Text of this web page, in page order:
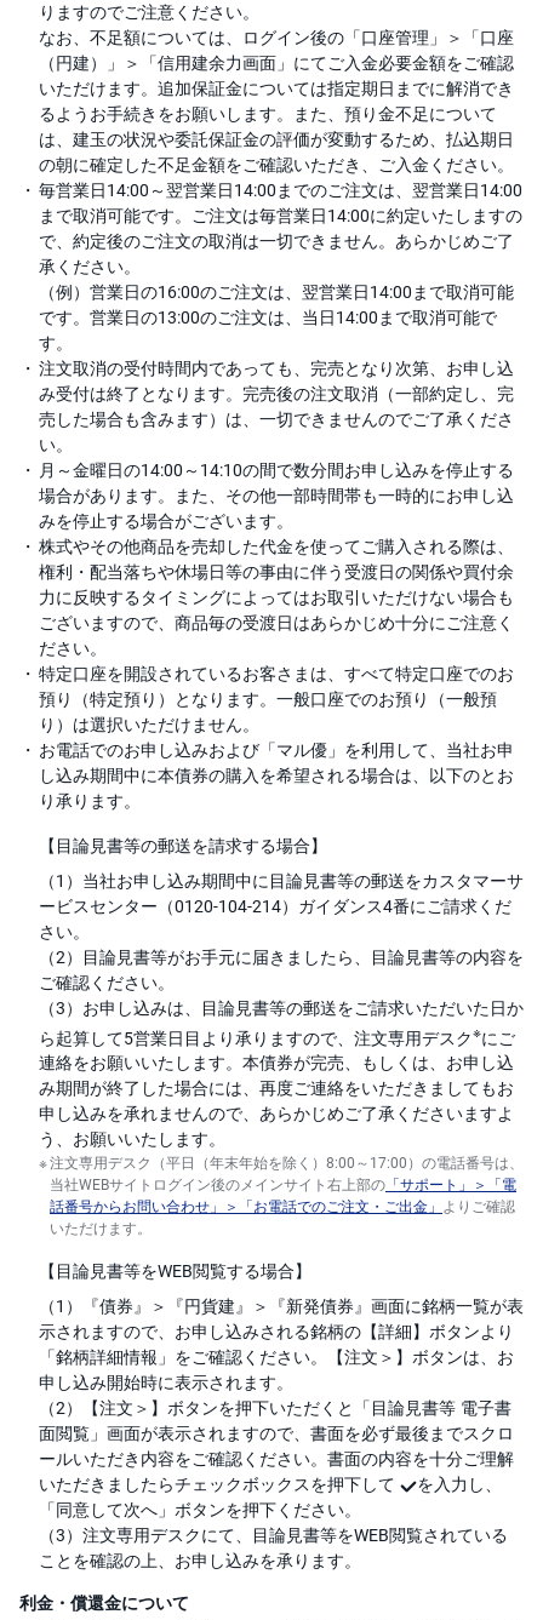
りますのでご注意ください。
なお、不足額については、ログイン後の「口座管理」＞「口座
（円建）」＞「信用建余力画面」にてご入金必要金額をご確認
いただけます。追加保証金については指定期日までに解消でき
るようお手続きをお願いします。また、預り金不足について
は、建玉の状況や委託保証金の評価が変動するため、払込期日
の朝に確定した不足金額をご確認いただき、ご入金ください。
毎営業日14:00～翌営業日14:00までのご注文は、翌営業日14:00
まで取消可能です。ご注文は毎営業日14:00に約定いたしますの
で、約定後のご注文の取消は一切できません。あらかじめご了
承ください。
（例）営業日の16:00のご注文は、翌営業日14:00まで取消可能
です。営業日の13:00のご注文は、当日14:00まで取消可能で
す。
注文取消の受付時間内であっても、完売となり次第、お申し込
み受付は終了となります。完売後の注文取消（一部約定し、完
売した場合も含みます）は、一切できませんのでご了承くださ
い。
月～金曜日の14:00～14:10の間で数分間お申し込みを停止する
場合があります。また、その他一部時間帯も一時的にお申し込
みを停止する場合がございます。
株式やその他商品を売却した代金を使ってご購入される際は、
権利・配当落ちや休場日等の事由に伴う受渡日の関係や買付余
力に反映するタイミングによってはお取引いただけない場合も
ございますので、商品毎の受渡日はあらかじめ十分にご注意く
ださい。
特定口座を開設されているお客さまは、すべて特定口座でのお
預り（特定預り）となります。一般口座でのお預り（一般預
り）は選択いただけません。
お電話でのお申し込みおよび「マル優」を利用して、当社お申
し込み期間中に本債券の購入を希望される場合は、以下のとお
り承ります。
【目論見書等の郵送を請求する場合】
（1）当社お申し込み期間中に目論見書等の郵送をカスタマーサ
ービスセンター（0120-104-214）ガイダンス4番にご請求くだ
さい。
（2）目論見書等がお手元に届きましたら、目論見書等の内容を
ご確認ください。
（3）お申し込みは、目論見書等の郵送をご請求いただいた日か
ら起算して5営業日目より承りますので、注文専用デスク※にご
連絡をお願いいたします。本債券が完売、もしくは、お申し込
み期間が終了した場合には、再度ご連絡をいただきましてもお
申し込みを承れませんので、あらかじめご了承くださいますよ
う、お願いいたします。
注文専用デスク（平日（年末年始を除く）8:00～17:00）の電話番号は、
当社WEBサイトログイン後のメインサイト右上部の 「サポート」＞「電
話番号からお問い合わせ」＞「お電話でのご注文・ご出金」 よりご確認
いただけます。
【目論見書等をWEB閲覧する場合】
（1）『債券』＞『円貨建』＞『新発債券』画面に銘柄一覧が表
示されますので、お申し込みされる銘柄の【詳細】ボタンより
「銘柄詳細情報」をご確認ください。【注文＞】ボタンは、お
申し込み開始時に表示されます。
（2）【注文＞】ボタンを押下いただくと「目論見書等 電子書
面閲覧」画面が表示されますので、書面を必ず最後までスクロ
ールいただき内容をご確認ください。書面の内容を十分ご理解
いただきましたらチェックボックスを押下して
を入力し、
「同意して次へ」ボタンを押下ください。
（3）注文専用デスクにて、目論見書等をWEB閲覧されている
ことを確認の上、お申し込みを承ります。
利金・償還金について